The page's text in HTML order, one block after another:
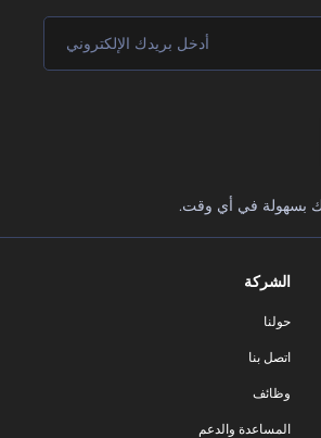
بسهولة في أي وقت.
الشركة
حولنا
اتصل بنا
وظائف
المساعدة والدعم